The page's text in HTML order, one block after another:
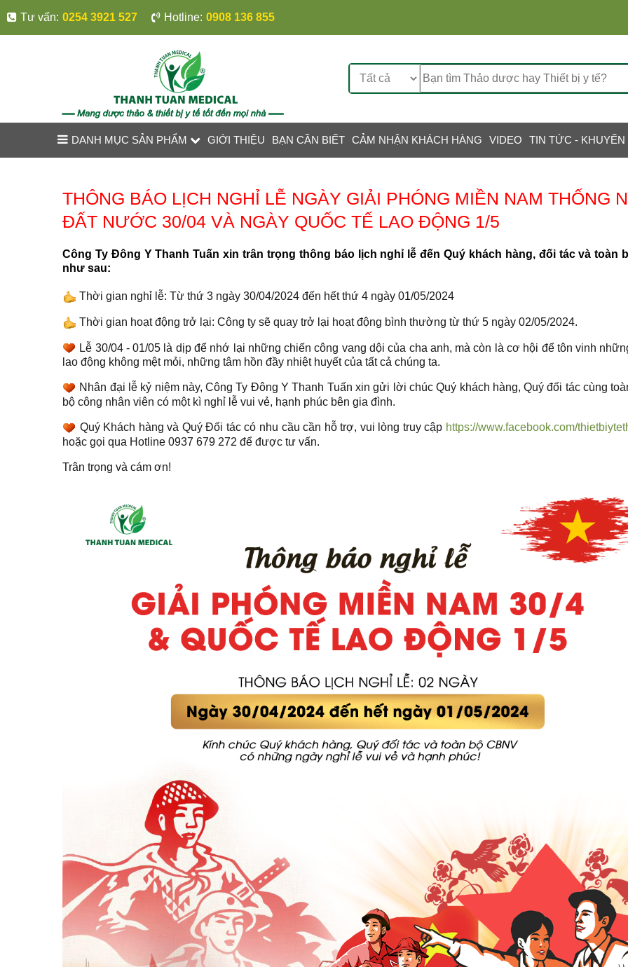
Tư vấn: 0254 3921 527 Hotline: 0908 136 855
DANH MỤC SẢN PHẨM GIỚI THIỆU BẠN CẦN BIẾT CẢM NHẬN KHÁCH HÀNG VIDEO TIN TỨC - KHUYẾN
THÔNG BÁO LỊCH NGHỈ LỄ NGÀY GIẢI PHÓNG MIỀN NAM THỐNG
ĐẤT NƯỚC 30/04 VÀ NGÀY QUỐC TẾ LAO ĐỘNG 1/5
Công Ty Đông Y Thanh Tuấn xin trân trọng thông báo lịch nghỉ lễ đến Quý khách hàng, đối tác và toàn
như sau:
Thời gian nghỉ lễ: Từ thứ 3 ngày 30/04/2024 đến hết thứ 4 ngày 01/05/2024
Thời gian hoạt động trở lại: Công ty sẽ quay trở lại hoạt động bình thường từ thứ 5 ngày 02/05/2024.
Lễ 30/04 - 01/05 là dịp để nhớ lại những chiến công vang dội của cha anh, mà còn là cơ hội để tôn vinh
lao động không mệt mỏi, những tâm hồn đầy nhiệt huyết của tất cả chúng ta.
Nhân đại lễ kỷ niệm này, Công Ty Đông Y Thanh Tuấn xin gửi lời chúc Quý khách hàng, Quý đối tác cùng
bộ công nhân viên có một kì nghỉ lễ vui vẻ, hạnh phúc bên gia đình.
Quý Khách hàng và Quý Đối tác có nhu cầu cần hỗ trợ, vui lòng truy cập https://www.facebook.com/
hoặc gọi qua Hotline 0937 679 272 để được tư vấn.
Trân trọng và cám ơn!